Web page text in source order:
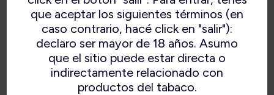
que aceptar los siguientes términos (en
caso contrario, hacé click en "salir"):
declaro ser mayor de 18 años. Asumo
que el sitio puede estar directa o
indirectamente relacionado con
productos del tabaco.
Estilo: Aromático.
Corte: “Ribbon”.